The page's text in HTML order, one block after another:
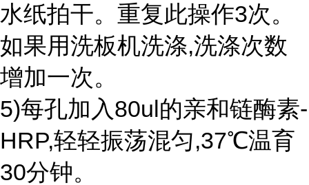
水纸拍干。重复此操作3次。
如果用洗板机洗涤,洗涤次数
增加一次。
5)每孔加入80ul的亲和链酶素-
HRP,轻轻振荡混匀,37℃温育
30分钟。